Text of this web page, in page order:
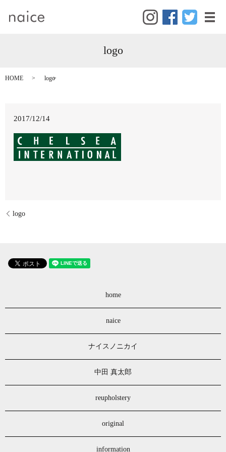
メ
logo
HOME logo
2017/12/14
logo
home
naice
ナイスノニカイ
中田 真太郎
reupholstery
original
information